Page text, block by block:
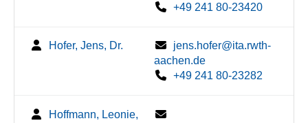
+49 241 80-23420
Hofer, Jens, Dr.
jens.hofer@ita.rwth-
aachen.de
+49 241 80-23282
Hoffmann, Leonie,